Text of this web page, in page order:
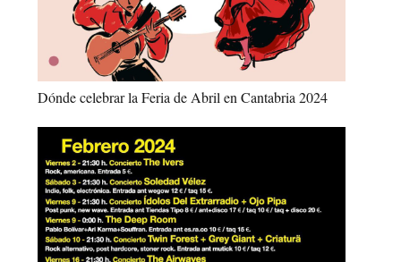
Dónde celebrar la Feria de Abril en Cantabria 2024